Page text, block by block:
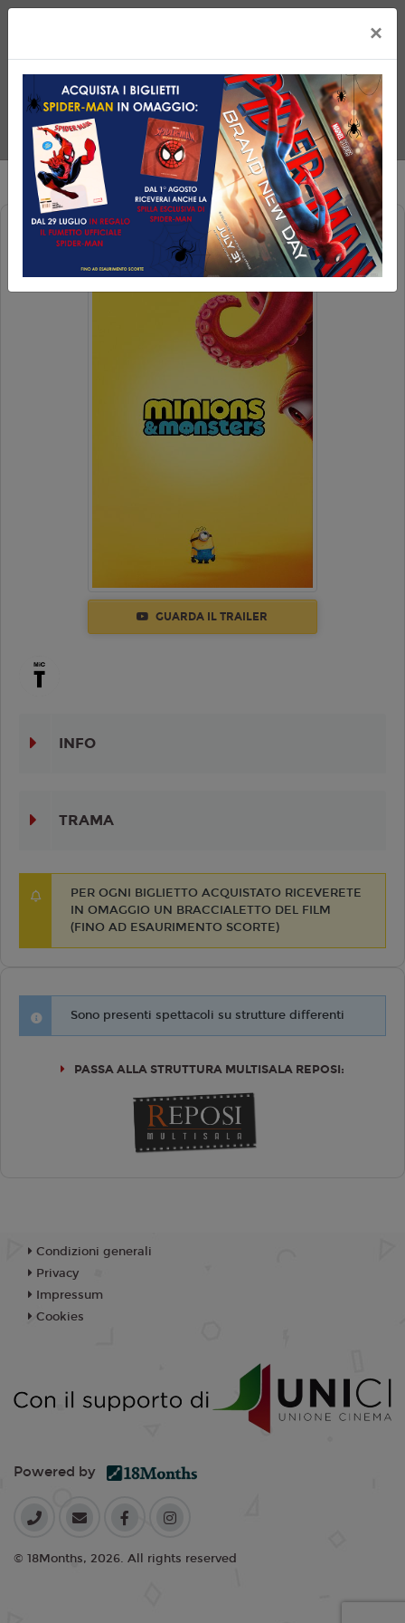
MINIONS & MONSTERS
GUARDA IL TRAILER
INFO
TRAMA
PER OGNI BIGLIETTO ACQUISTATO RICEVERETE
IN OMAGGIO UN BRACCIALETTO DEL FILM
(FINO AD ESAURIMENTO SCORTE)
Sono presenti spettacoli su strutture differenti
PASSA ALLA STRUTTURA MULTISALA REPOSI:
×
Condizioni generali
Privacy
Impressum
Cookies
Powered by
© 18Months, 2026. All rights reserved